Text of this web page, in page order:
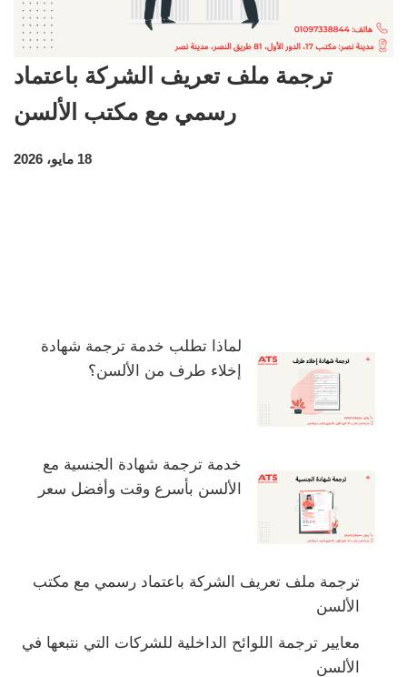
ترجمة ملف تعريف الشركة باعتماد
رسمي مع مكتب الألسن
18 مايو، 2026
لماذا تطلب خدمة ترجمة شهادة
إخلاء طرف من الألسن؟
خدمة ترجمة شهادة الجنسية مع
الألسن بأسرع وقت وأفضل سعر
ترجمة ملف تعريف الشركة باعتماد رسمي مع مكتب
الألسن
معايير ترجمة اللوائح الداخلية للشركات التي نتبعها في
الألسن